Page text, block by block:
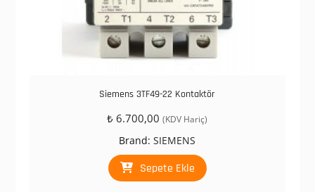
Siemens 3TF49-22 Kontaktör
₺ 6.700,00 (KDV Hariç)
Brand:SIEMENS
Sepete Ekle